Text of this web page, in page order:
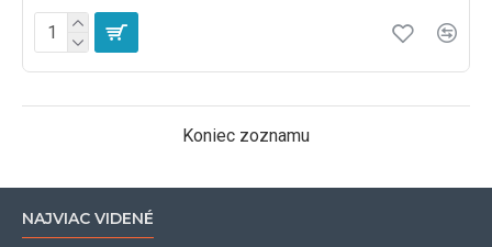
Koniec zoznamu
NAJVIAC VIDENÉ